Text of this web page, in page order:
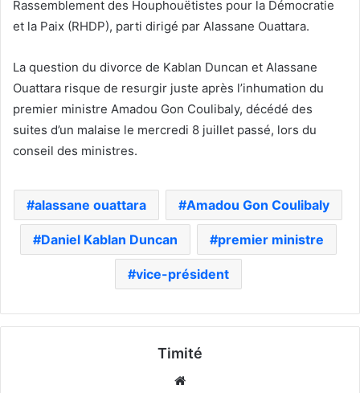
Rassemblement des Houphouëtistes pour la Démocratie
et la Paix (RHDP), parti dirigé par Alassane Ouattara.
La question du divorce de Kablan Duncan et Alassane
Ouattara risque de resurgir juste après l’inhumation du
premier ministre Amadou Gon Coulibaly, décédé des
suites d’un malaise le mercredi 8 juillet passé, lors du
conseil des ministres.
alassane ouattara Amadou Gon Coulibaly
Daniel Kablan Duncan premier ministre
vice-président
Timité